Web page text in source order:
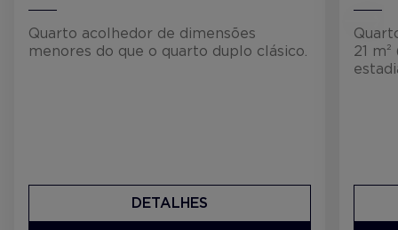
Quarto acolhedor de dimensões
menores do que o quarto duplo clásico.
DETALHES
21